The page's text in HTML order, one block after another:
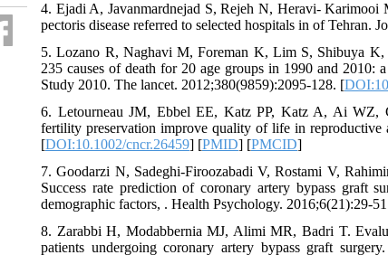
4. Ejadi A, Javanmardnejad S, Rejeh N, Heravi-
pectoris disease referred to selected hospitals in of Tehran.
5. Lozano R, Naghavi M, Foreman K, Lim S, Shibuya
235 causes of death for 20 age groups in 1990 and 2010:
Study 2010. The lancet. 2012;380(9859):2095-128. [
6. Letourneau JM, Ebbel EE, Katz PP, Katz A, Ai WZ,
fertility preservation improve quality of life in reproductive
[DOI:10.1002/cncr.26459] [PMID] [PMCID]
7. Goodarzi N, Sadeghi-Firoozabadi V, Rostami V,
Success rate prediction of coronary artery bypass graft
demographic factors, . Health Psychology. 2016;6(21):29-
8. Zarabbi H, Modabbernia MJ, Alimi MR, Badri T.
patients undergoing coronary artery bypass graft